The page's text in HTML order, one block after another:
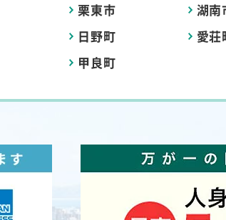
栗東市
湖南
日野町
愛荘
甲良町